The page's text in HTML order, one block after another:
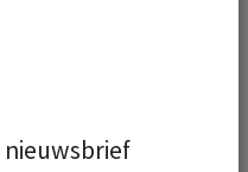
nieuwsbrief